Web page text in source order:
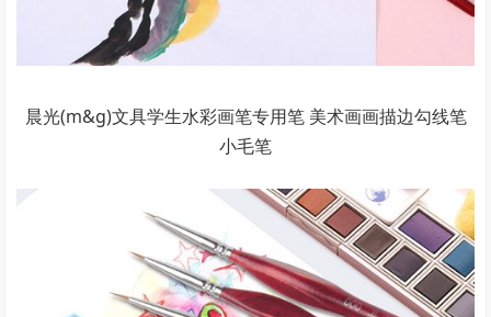
晨光(m&g)文具学生水彩画笔专用笔 美术画画描边勾线笔
小毛笔